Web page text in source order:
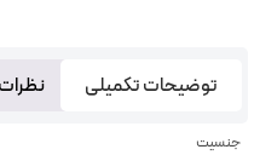
توضیحات تکمیلی نظرات (0)
جنسیت